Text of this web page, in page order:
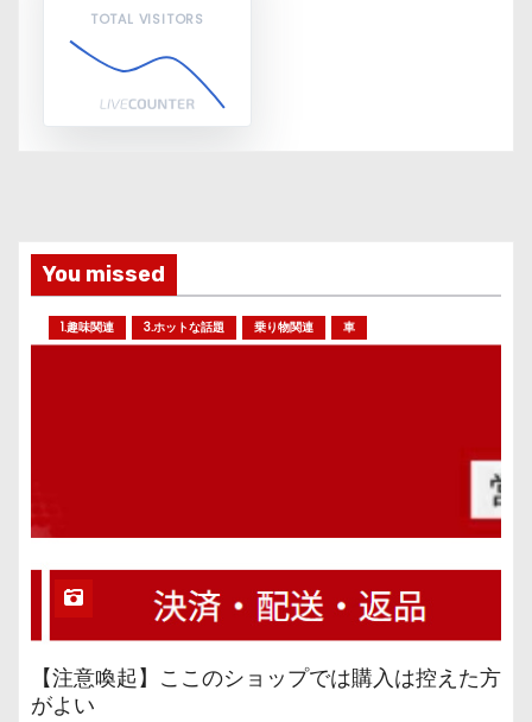
TOTAL VISITORS
You missed
1.趣味関連 3.ホットな話題 乗り物関連 車
【注意喚起】ここのショップでは購入は控えた方
がよい